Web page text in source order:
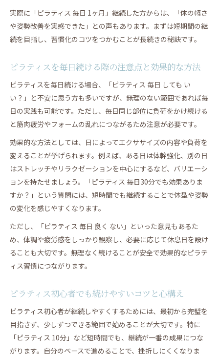
ピラティス習慣が姿勢改善や肩こり対策に有効な
理由
ピラティス継続の秘訣と効果的な続け方のコツ
持術
実際に「ピラティス 毎日 1ヶ月」継続した方からは、「体の軽さ
や姿勢改善を実感できた」との声もあります。まずは短期間の継
続を目指し、習慣化のコツをつかむことが長続きの秘訣です。
ピラティスを毎日続ける際の注意点と効果的な方法
ピラティスを毎日続ける場合、「ピラティス 毎日 しても い
い？」と不安に思う方も多いですが、無理のない範囲であれば毎
日の実践も可能です。ただし、毎日同じ部位に負荷をかけ続ける
と筋肉疲労やフォームの乱れにつながるため注意が必要です。
効果的な方法としては、日によってエクササイズの内容や負荷を
変えることが挙げられます。例えば、ある日は体幹強化、別の日
はストレッチやリラクゼーションを中心にするなど、バリエーシ
ョンを持たせましょう。「ピラティス 毎日30分でも効果ありま
すか？」という質問には、短時間でも継続することで体型や姿勢
の変化を感じやすくなります。
ただし、「ピラティス 毎日 良く ない」といった意見もあるた
め、体調や疲労感をしっかり観察し、必要に応じて休息日を設け
ることも大切です。無理なく続けることが安全で効果的なピラテ
ィス習慣につながります。
ピラティス初心者でも続けやすいコツと心構え
ピラティス初心者が継続しやすくするためには、最初から完璧を
目指さず、少しずつできる範囲で始めることが大切です。特に
「ピラティス 10分」など短時間でも、継続が一番の成果につな
がります。自分のペースで進めることで、挫折しにくくなりま